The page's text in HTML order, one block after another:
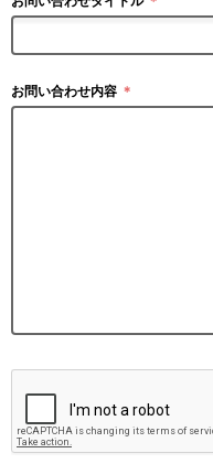
お問い合わせ内容 ＊